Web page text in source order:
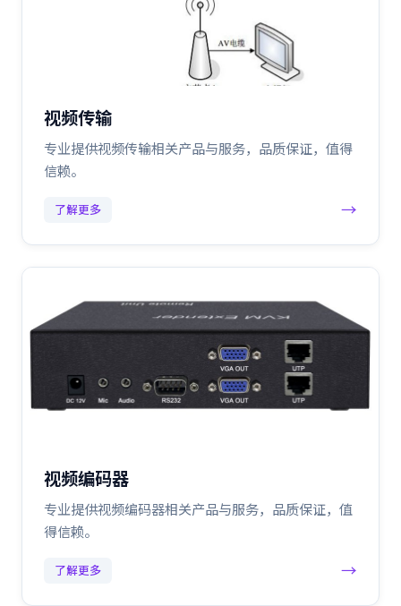
视频传输
专业提供视频传输相关产品与服务，品质保证，值得
信赖。
了解更多 →
视频编码器
专业提供视频编码器相关产品与服务，品质保证，值
得信赖。
了解更多 →